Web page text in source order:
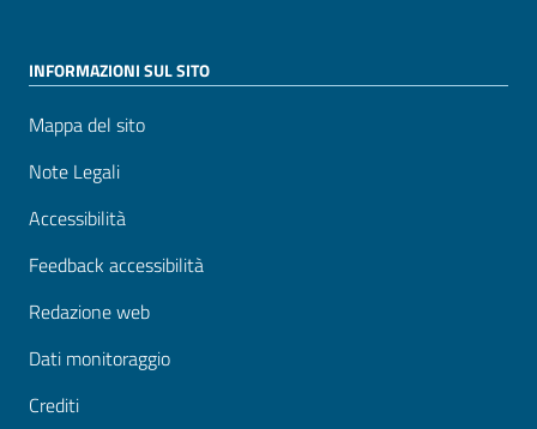
INFORMAZIONI SUL SITO
Mappa del sito
Note Legali
Accessibilità
Feedback accessibilità
Redazione web
Dati monitoraggio
Crediti